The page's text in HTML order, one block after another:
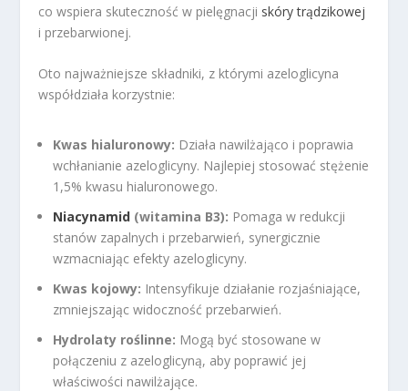
co wspiera skuteczność w pielęgnacji skóry trądzikowej
i przebarwionej.
Oto najważniejsze składniki, z którymi azeloglicyna
współdziała korzystnie:
Kwas hialuronowy: Działa nawilżająco i poprawia
wchłanianie azeloglicyny. Najlepiej stosować stężenie
1,5% kwasu hialuronowego.
Niacynamid (witamina B3): Pomaga w redukcji
stanów zapalnych i przebarwień, synergicznie
wzmacniając efekty azeloglicyny.
Kwas kojowy: Intensyfikuje działanie rozjaśniające,
zmniejszając widoczność przebarwień.
Hydrolaty roślinne: Mogą być stosowane w
połączeniu z azeloglicyną, aby poprawić jej
właściwości nawilżające.